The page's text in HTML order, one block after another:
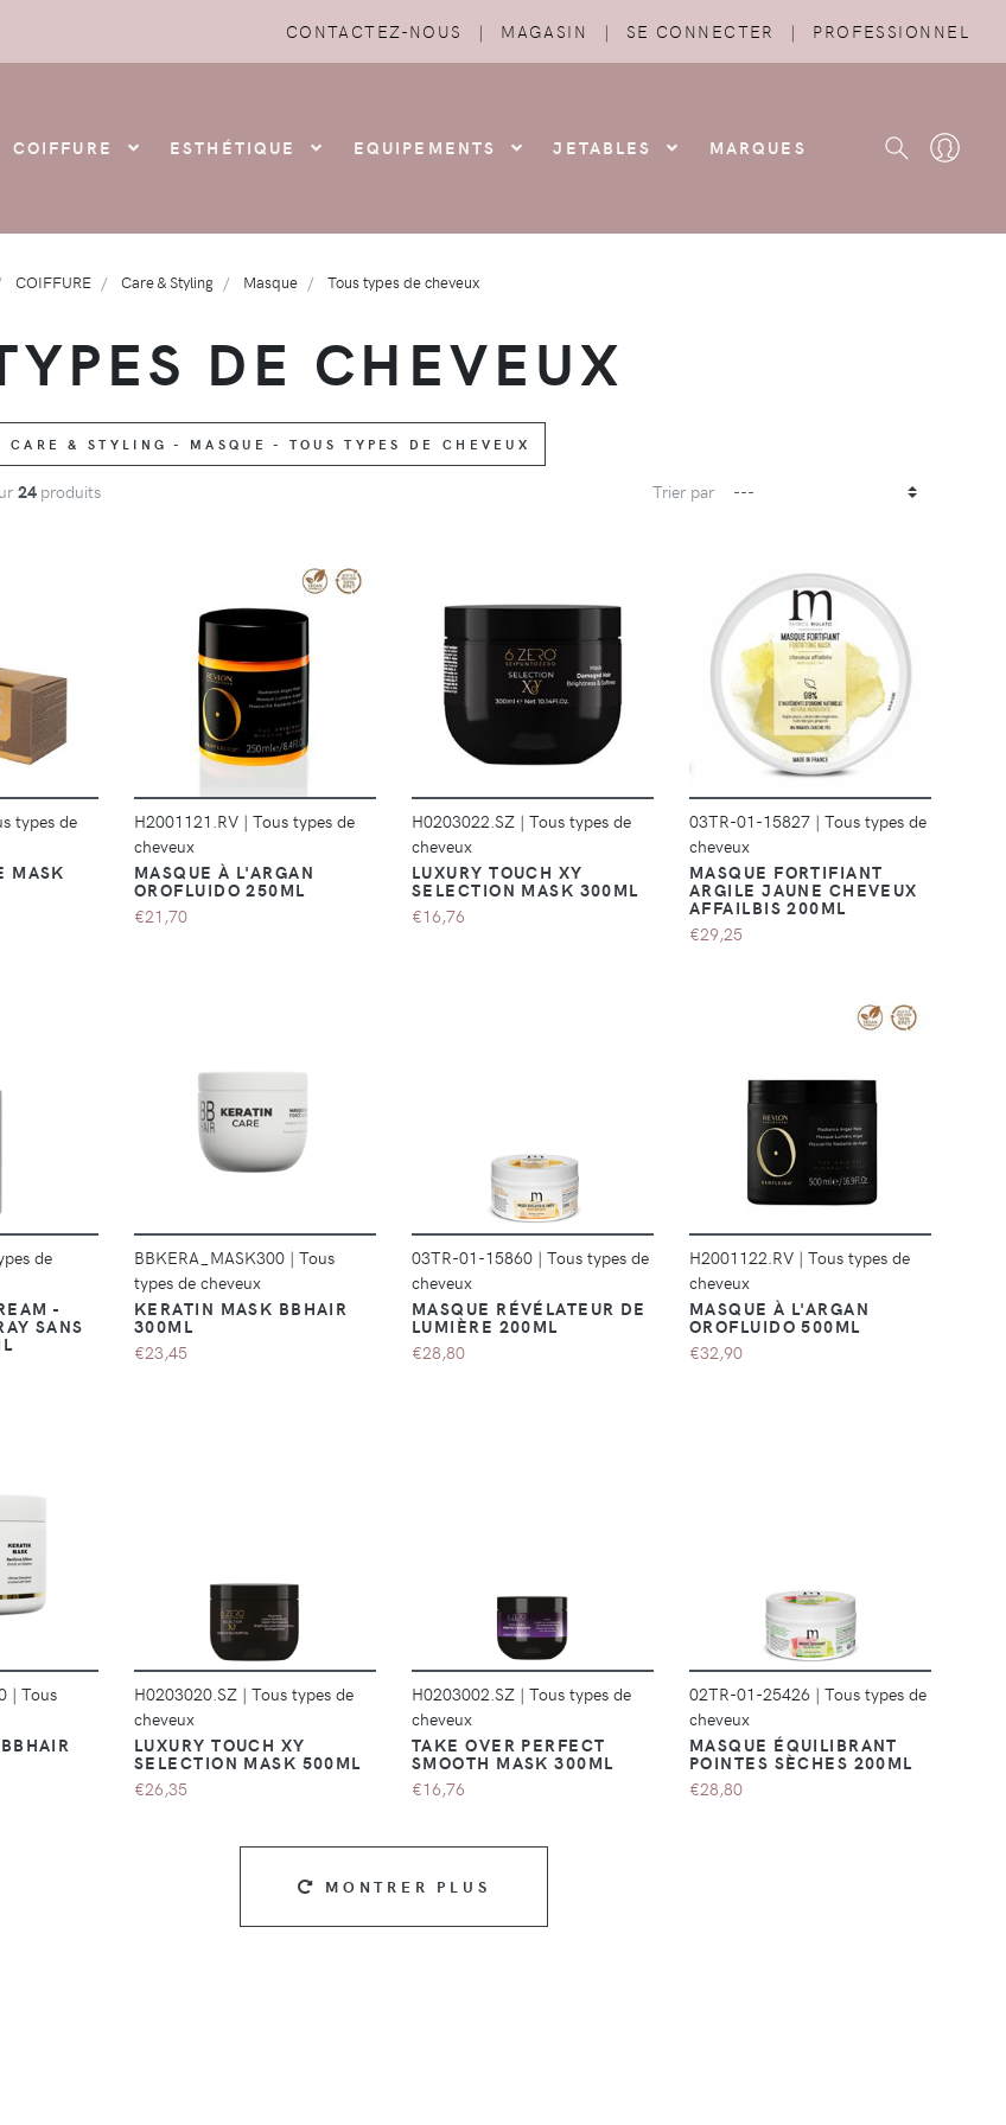
CONTACTEZ-NOUS | MAGASIN | SE CONNECTER | PROFESSIONNEL
COIFFURE ESTHÉTIQUE EQUIPEMENTS JETABLES MARQUES
COIFFURE Care & Styling Masque Tous types de cheveux
DE CHEVEUX
CARE & STYLING - MASQUE - TOUS TYPES DE CHEVEUX
24 produits Trier par
types de
MASK
DÉTAILS
H2001121.RV | Tous types de
cheveux
MASQUE À L'ARGAN
OROFLUIDO 250ML
€21,70
DÉTAILS
H0203022.SZ | Tous types de
cheveux
LUXURY TOUCH XY
SELECTION MASK 300ML
€16,76
DÉTAILS
03TR-01-15827 | Tous types de
cheveux
MASQUE FORTIFIANT
ARGILE JAUNE CHEVEUX
AFFAILBIS 200ML
€29,25
de
-
SANS
DÉTAILS
BBKERA_MASK300 | Tous
types de cheveux
KERATIN MASK BBHAIR
300ML
€23,45
03TR-01-15860 | Tous types de
cheveux
MASQUE RÉVÉLATEUR DE
LUMIÈRE 200ML
€28,80
DÉTAILS
H2001122.RV | Tous types de
cheveux
MASQUE À L'ARGAN
OROFLUIDO 500ML
€32,90
| Tous
H0203020.SZ | Tous types de
cheveux
LUXURY TOUCH XY
SELECTION MASK 500ML
€26,35
H0203002.SZ | Tous types de
cheveux
TAKE OVER PERFECT
SMOOTH MASK 300ML
€16,76
02TR-01-25426 | Tous types de
cheveux
MASQUE ÉQUILIBRANT
POINTES SÈCHES 200ML
€28,80
MONTRER PLUS